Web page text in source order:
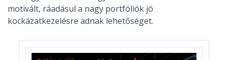
motivált, ráadásul a nagy portfóliók jó
kockázatkezelésre adnak lehetőséget.